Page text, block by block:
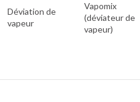
Déviation de
vapeur
Vapomix
(déviateur de
vapeur)